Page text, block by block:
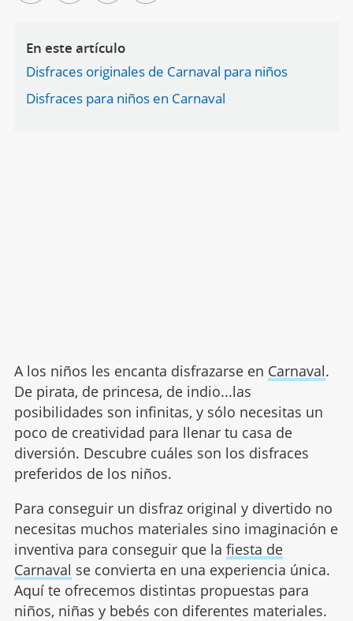
En este artículo
Disfraces originales de Carnaval para niños
Disfraces para niños en Carnaval
A los niños les encanta disfrazarse en Carnaval.
De pirata, de princesa, de indio...las
posibilidades son infinitas, y sólo necesitas un
poco de creatividad para llenar tu casa de
diversión. Descubre cuáles son los disfraces
preferidos de los niños.
Para conseguir un disfraz original y divertido no
necesitas muchos materiales sino imaginación e
inventiva para conseguir que la fiesta de
Carnaval se convierta en una experiencia única.
Aquí te ofrecemos distintas propuestas para
niños, niñas y bebés con diferentes materiales.